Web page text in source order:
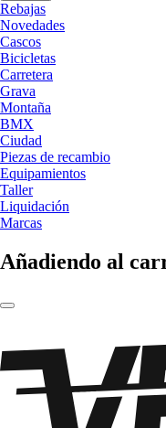
Rebajas
Novedades
Cascos
Bicicletas
Carretera
Grava
Montaña
BMX
Ciudad
Piezas de recambio
Equipamientos
Taller
Liquidación
Marcas
Añadiendo al